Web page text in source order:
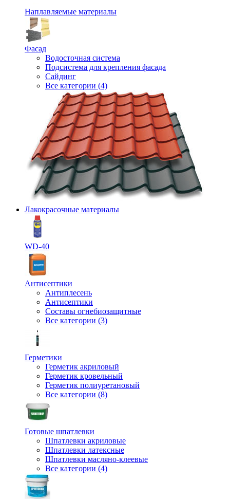
Наплавляемые материалы
Фасад
Водосточная система
Подсистема для крепления фасада
Сайдинг
Все категории (4)
Лакокрасочные материалы
WD-40
Антисептики
Антиплесень
Антисептики
Составы огнебиозащитные
Все категории (3)
Герметики
Герметик акриловый
Герметик кровельный
Герметик полиуретановый
Все категории (8)
Готовые шпатлевки
Шпатлевки акриловые
Шпатлевки латексные
Шпатлевки масляно-клеевые
Все категории (4)